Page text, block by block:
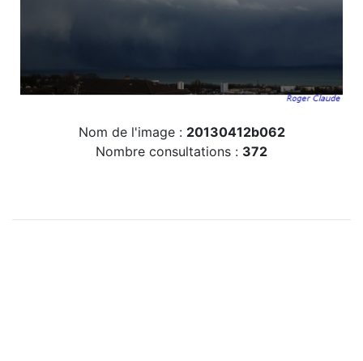
Nom de l'image : 20130412b062
Nombre consultations : 372